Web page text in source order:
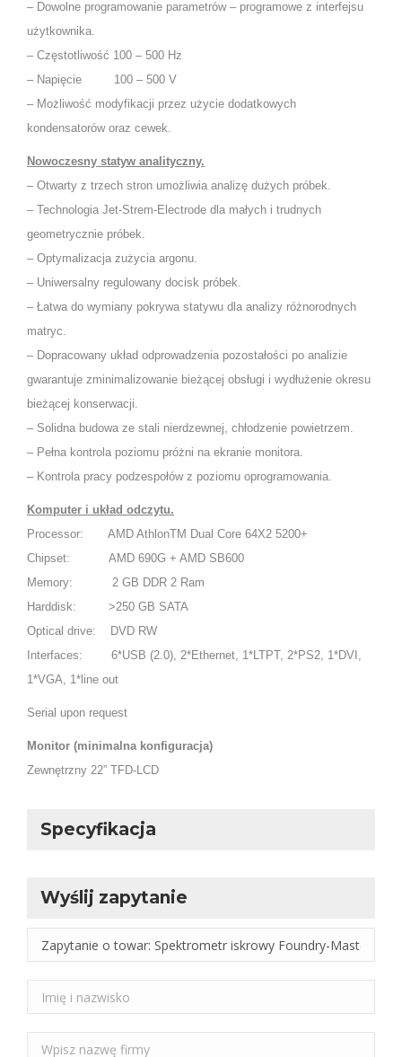
– Dowolne programowanie parametrów – programowe z interfejsu
użytkownika.
– Częstotliwość 100 – 500 Hz
– Napięcie 100 – 500 V
– Możliwość modyfikacji przez użycie dodatkowych
kondensatorów oraz cewek.
Nowoczesny statyw analityczny.
– Otwarty z trzech stron umożliwia analizę dużych próbek.
– Technologia Jet-Strem-Electrode dla małych i trudnych
geometrycznie próbek.
– Optymalizacja zużycia argonu.
– Uniwersalny regulowany docisk próbek.
– Łatwa do wymiany pokrywa statywu dla analizy różnorodnych
matryc.
– Dopracowany układ odprowadzenia pozostałości po analizie
gwarantuje zminimalizowanie bieżącej obsługi i wydłużenie okresu
bieżącej konserwacji.
– Solidna budowa ze stali nierdzewnej, chłodzenie powietrzem.
– Pełna kontrola poziomu próżni na ekranie monitora.
– Kontrola pracy podzespołów z poziomu oprogramowania.
Komputer i układ odczytu.
Processor: AMD AthlonTM Dual Core 64X2 5200+
Chipset: AMD 690G + AMD SB600
Memory: 2 GB DDR 2 Ram
Harddisk: >250 GB SATA
Optical drive: DVD RW
Interfaces: 6*USB (2.0), 2*Ethernet, 1*LTPT, 2*PS2, 1*DVI,
1*VGA, 1*line out
Serial upon request
Monitor (minimalna konfiguracja)
Zewnętrzny 22” TFD-LCD
Specyfikacja
Wyślij zapytanie